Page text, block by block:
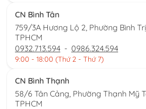
CN Bình Tân
759/3A Hương Lộ 2, Phường Bình
TPHCM
0932.713.594 - 0986.324.594
9:00 - 18:00 (Thứ 2 - Thứ 7)
CN Bình Thạnh
58/6 Tân Cảng, Phường Thạnh Mỹ
TPHCM